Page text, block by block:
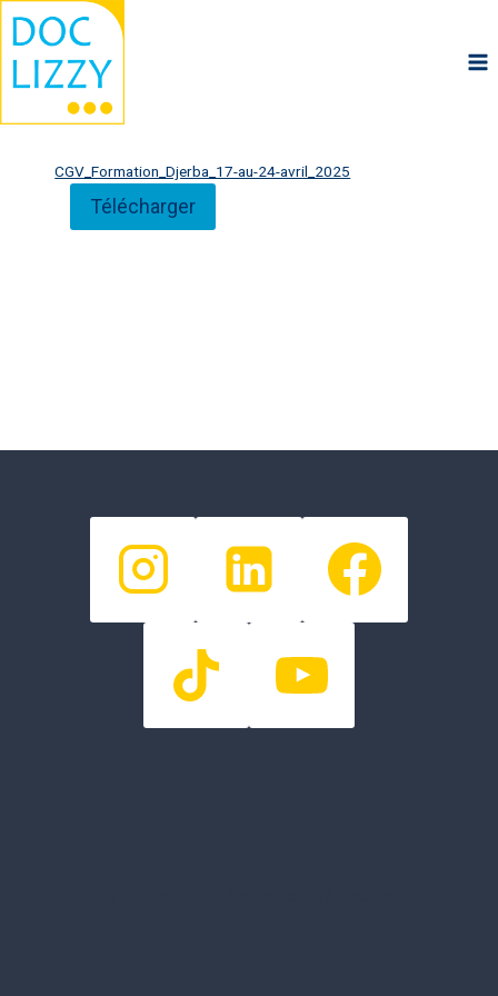
Aller
au
contenu
CGV_Formation_Djerba_17-au-24-avril_2025
Télécharger